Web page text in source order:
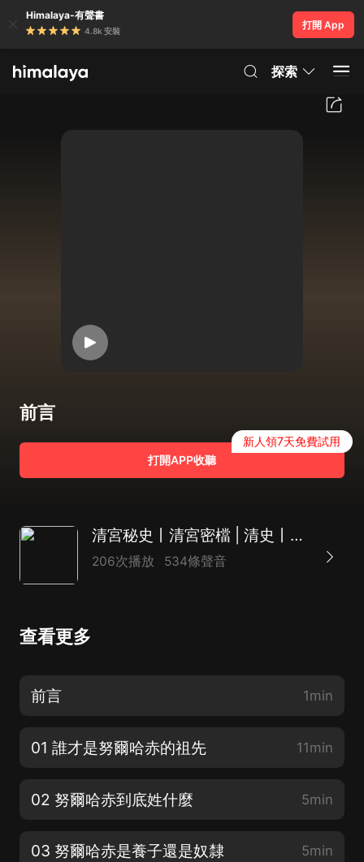
Himalaya-有聲書
4.8k 安裝
打開 App
探索
前言
打開APP收聽
新人領7天免費試用
清宮秘史丨清宮密檔 | 清史丨民國軍閥 | 康熙大帝雍正王朝孝莊秘史通讀
206次播放 534條聲音
查看更多
前言 1min
01 誰才是努爾哈赤的祖先 11min
02 努爾哈赤到底姓什麼 5min
03 努爾哈赤是養子還是奴隸 5min